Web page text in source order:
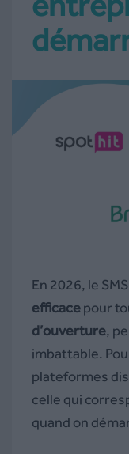
En 2026, le
efficacepour
d’ouverture,
imbattable.
plateformes
celle qui
quand on